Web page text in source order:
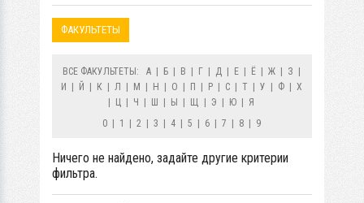
ФАКУЛЬТЕТЫ
ВСЕ ФАКУЛЬТЕТЫ: А Б В Г Д Е Ё Ж З
И
Й К Л М Н О П Р С Т У Ф
Х
Ц Ч Ш Ы Щ Э Ю
Я
0
1 2 3 4 5 6 7 8 9
Ничего не найдено, задайте другие критерии
фильтра.